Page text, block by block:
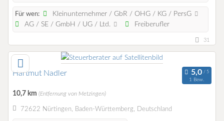
Für wen:
Kleinunternehmer / GbR / OHG / KG / PersG
AG / SE / GmbH / UG / Ltd.
Freiberufler
31
Hartmut Nadler
1 Bew.
10,7 km (Entfernung von Metzingen)
72622 Nürtingen, Baden-Württemberg, Deutschland